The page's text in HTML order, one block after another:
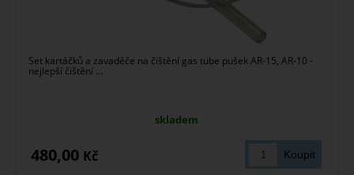
Set kartáčků a zavaděče na čištění gas tube pušek AR-15, AR-10 -
nejlepší čištění ...
skladem
480,00 Kč